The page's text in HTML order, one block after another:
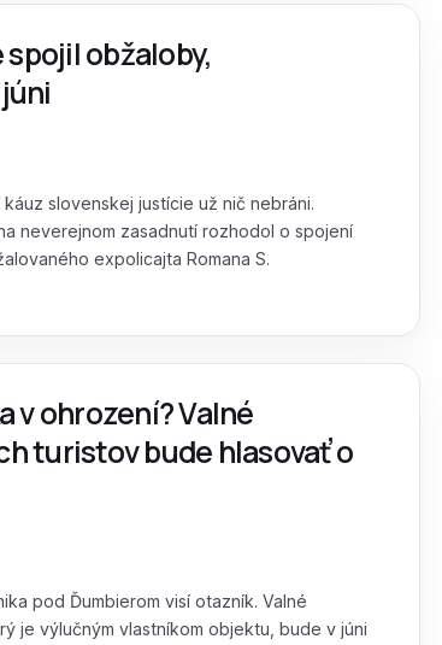
obžaloby,
slovenskej justície už nič nebráni.
neverejnom zasadnutí rozhodol o spojení
expolicajta Romana S.
v ohrození? Valné
turistov bude hlasovať o
pod Ďumbierom visí otazník. Valné
je výlučným vlastníkom objektu, bude v júni